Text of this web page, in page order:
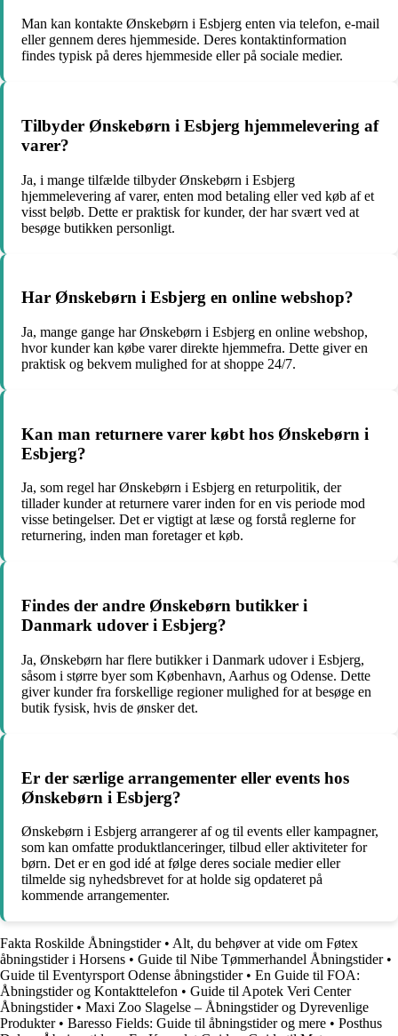
Man kan kontakte Ønskebørn i Esbjerg enten via telefon, e-mail
eller gennem deres hjemmeside. Deres kontaktinformation
findes typisk på deres hjemmeside eller på sociale medier.
Tilbyder Ønskebørn i Esbjerg hjemmelevering af
varer?
Ja, i mange tilfælde tilbyder Ønskebørn i Esbjerg
hjemmelevering af varer, enten mod betaling eller ved køb af et
visst beløb. Dette er praktisk for kunder, der har svært ved at
besøge butikken personligt.
Har Ønskebørn i Esbjerg en online webshop?
Ja, mange gange har Ønskebørn i Esbjerg en online webshop,
hvor kunder kan købe varer direkte hjemmefra. Dette giver en
praktisk og bekvem mulighed for at shoppe 24/7.
Kan man returnere varer købt hos Ønskebørn i
Esbjerg?
Ja, som regel har Ønskebørn i Esbjerg en returpolitik, der
tillader kunder at returnere varer inden for en vis periode mod
visse betingelser. Det er vigtigt at læse og forstå reglerne for
returnering, inden man foretager et køb.
Findes der andre Ønskebørn butikker i
Danmark udover i Esbjerg?
Ja, Ønskebørn har flere butikker i Danmark udover i Esbjerg,
såsom i større byer som København, Aarhus og Odense. Dette
giver kunder fra forskellige regioner mulighed for at besøge en
butik fysisk, hvis de ønsker det.
Er der særlige arrangementer eller events hos
Ønskebørn i Esbjerg?
Ønskebørn i Esbjerg arrangerer af og til events eller kampagner,
som kan omfatte produktlanceringer, tilbud eller aktiviteter for
børn. Det er en god idé at følge deres sociale medier eller
tilmelde sig nyhedsbrevet for at holde sig opdateret på
kommende arrangementer.
Fakta Roskilde Åbningstider• Alt, du behøver at vide om Føtex
åbningstider i Horsens • Guide til Nibe Tømmerhandel Åbningstider•
Guide til Eventyrsport Odense åbningstider• En Guide til FOA:
Åbningstider og Kontakttelefon • Guide til Apotek Veri Center
Åbningstider• Maxi Zoo Slagelse – Åbningstider og Dyrevenlige
Produkter• Baresso Fields: Guide til åbningstider og mere • Posthus